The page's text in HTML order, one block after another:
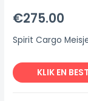
€275.00
Spirit Cargo
KLIK EN